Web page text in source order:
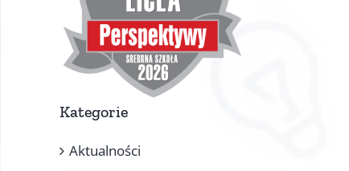
Kategorie
Aktualności